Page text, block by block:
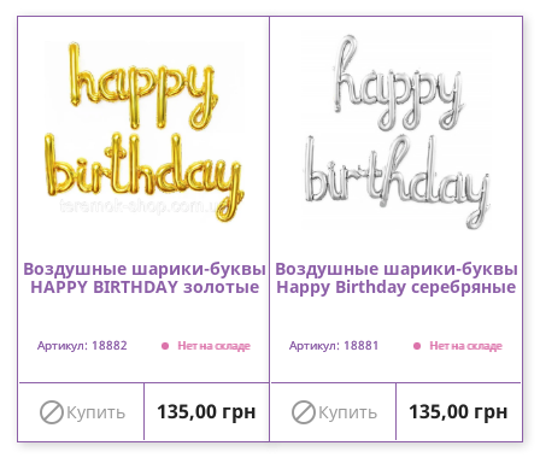
Воздушные шарики-буквы
HAPPY BIRTHDAY золотые
Артикул: 18882 Нет на складе
Купить Цена
135,00 грн
Воздушные шарики-буквы
Happy Birthday серебряные
Артикул: 18881 Нет на складе
Купить Цена
135,00 грн